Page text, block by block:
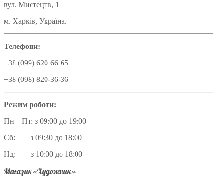
вул. Мистецтв, 1
м. Харків, Україна.
Телефони:
+38 (099) 620-66-65
+38 (098) 820-36-36
Режим роботи:
Пн – Пт: з 09:00 до 19:00
Сб: з 09:30 до 18:00
Нд: з 10:00 до 18:00
Магазин «Художник»